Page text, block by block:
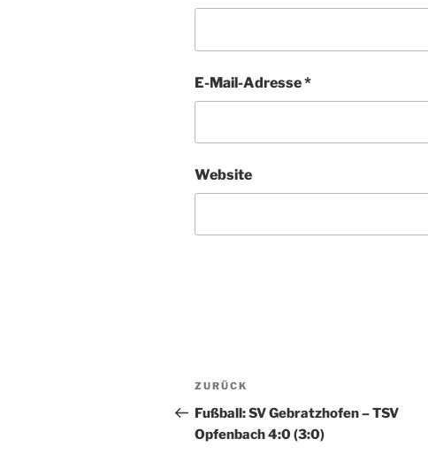
E-Mail-Adresse*
Website
Beitragsnavigation
Vorheriger
Beitrag
ZURÜCK
Fußball: SV Gebratzhofen – TSV
Opfenbach 4:0 (3:0)